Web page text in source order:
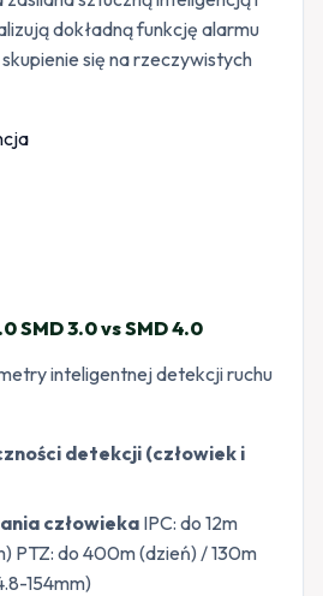
dokładną funkcję alarmu
się na rzeczywistych
SMD 3.0 vs SMD 4.0
inteligentnej detekcji ruchu
detekcji (człowiek i
człowieka IPC: do 12m
PTZ: do 400m (dzień) / 130m
154mm)